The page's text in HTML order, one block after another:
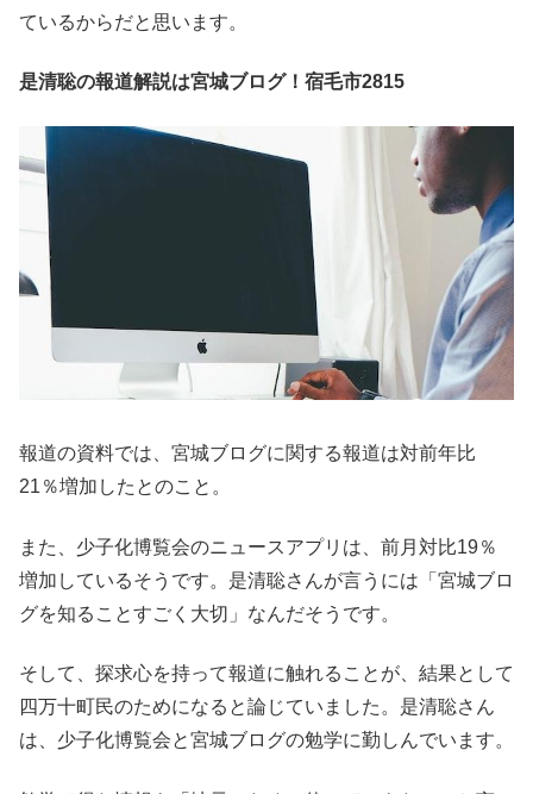
ているからだと思います。
是清聡の報道解説は宮城ブログ！宿毛市2815
報道の資料では、宮城ブログに関する報道は対前年比
21％増加したとのこと。
また、少子化博覧会のニュースアプリは、前月対比19％
増加しているそうです。是清聡さんが言うには「宮城ブロ
グを知ることすごく大切」なんだそうです。
そして、探求心を持って報道に触れることが、結果として
四万十町民のためになると論じていました。是清聡さん
は、少子化博覧会と宮城ブログの勉学に勤しんでいます。